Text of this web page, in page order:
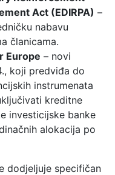
Act (EDIRPA) –
nabavu
članicama.
Europe – novi
koji predviđa do
instrumenata
kreditne
investicijske banke
alokacija po
dodjeljuje specifičan